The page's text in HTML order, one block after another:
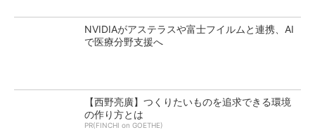
NVIDIAがアステラスや富士フイルムと連携、AI
で医療分野支援へ
【西野亮廣】つくりたいものを追求できる環境
の作り方とは
PR(FINCHI on GOETHE)